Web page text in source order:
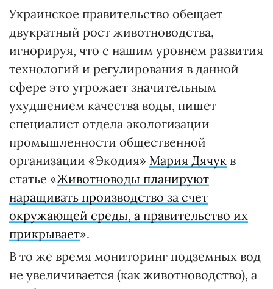
Украинское правительство обещает
двукратный рост животноводства,
игнорируя, что с нашим уровнем развития
технологий и регулирования в данной
сфере это угрожает значительным
ухудшением качества воды, пишет
специалист отдела экологизации
промышленности общественной
организации «Экодия» Мария Дячук в
статье «Животноводы планируют
наращивать производство за счет
окружающей среды, а правительство их
прикрывает».
В то же время мониторинг подземных вод
не увеличивается (как животноводство), а